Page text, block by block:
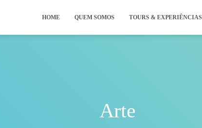
HOME QUEM SOMOS TOURS & EXPERIÊNCIAS
Arte